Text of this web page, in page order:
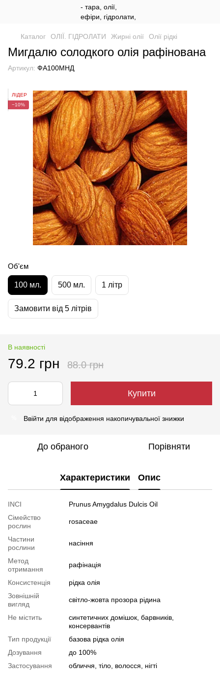
Каталог ОЛІЇ. ГІДРОЛАТИ Жирні олії Олії рідкі
Мигдалю солодкого олія рафінована
Артикул: ФА100МНД
ЛІДЕР
−10%
Об'єм
100 мл. 500 мл. 1 літр
Замовити від 5 літрів
В наявності
79.2 грн 88.0 грн
Купити
Ввійти для відображення накопичувальної знижки
До обраного Порівняти
Характеристики Опис
INCI
Prunus Amygdalus Dulcis Oil
Сімейство
рослин
rosaceae
Частини
рослини
насіння
Метод
отримання
рафінація
Консистенція
рідка олія
Зовнішній
вигляд
світло-жовта прозора рідина
Не містить
синтетичних домішок, барвників,
консервантів
Тип продукції
базова рідка олія
Дозування
до 100%
Застосування
обличчя, тіло, волосся, нігті